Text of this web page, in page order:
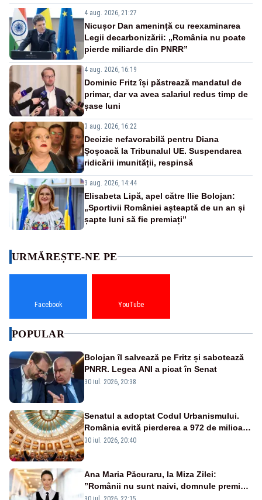
4 aug. 2026, 21:27
Nicușor Dan amenință cu reexaminarea
Legii decarbonizării: „România nu poate
pierde miliarde din PNRR”
4 aug. 2026, 16:19
Dominic Fritz își păstrează mandatul de
primar, dar va avea salariul redus timp de
șase luni
3 aug. 2026, 16:22
Decizie nefavorabilă pentru Diana
Șoșoacă la Tribunalul UE. Suspendarea
ridicării imunității, respinsă
3 aug. 2026, 14:44
Elisabeta Lipă, apel către Ilie Bolojan:
„Sportivii României așteaptă de un an și
șapte luni să fie premiați”
URMĂREȘTE-NE PE
Facebook YouTube
POPULAR
Bolojan îl salvează pe Fritz și sabotează
PNRR. Legea ANI a picat în Senat
30 iul. 2026, 20:38
Senatul a adoptat Codul Urbanismului.
România evită pierderea a 972 de milioane
de euro din PNRR
30 iul. 2026, 20:40
Ana Maria Păcuraru, la Miza Zilei:
”Românii nu sunt naivi, domnule premier
Bolojan”